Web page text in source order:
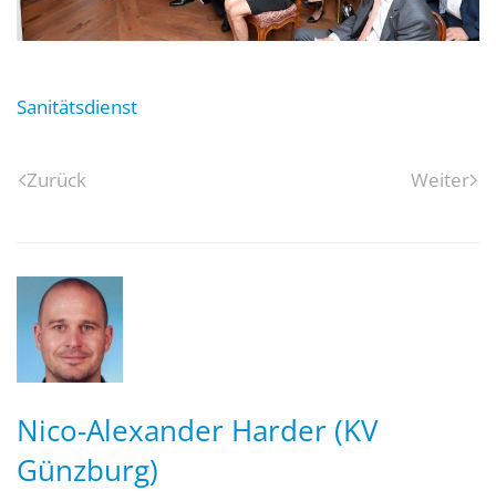
Sanitätsdienst
Zurück Weiter
Nico-Alexander Harder (KV
Günzburg)